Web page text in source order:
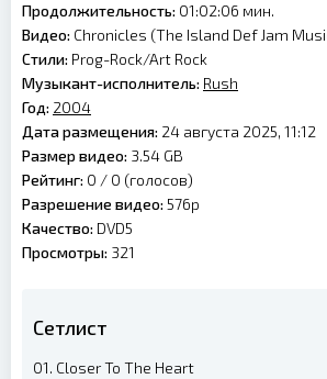
Продолжительность: 01:02:06 мин.
Видео: Chronicles (The Island Def Jam
Стили: Prog-Rock/Art Rock
Музыкант-исполнитель: Rush
Год: 2004
Дата размещения: 24 августа 2025, 11:12
Размер видео: 3.54 GB
Рейтинг: 0 / 0 (голосов)
Разрешение видео: 576p
Качество: DVD5
Просмотры: 321
Сетлист
01. Closer To The Heart